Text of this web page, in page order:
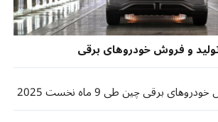
و فروش خودروهای برقی
برقی چین طی 9 ماه نخست 2025